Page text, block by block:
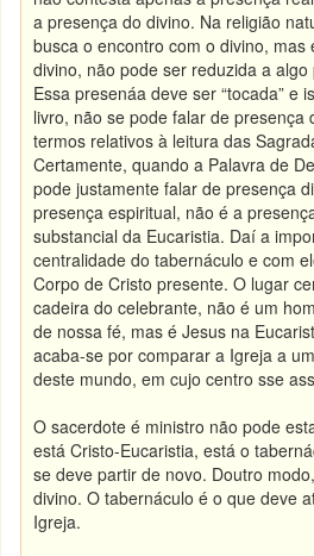
a presença do divino. Na religião
busca o encontro com o divino, mas
divino, não pode ser reduzida a
Essa presenáa deve ser “tocada” e
livro, não se pode falar de presença
termos relativos à leitura das
Certamente, quando a Palavra de
pode justamente falar de presença
presença espiritual, não é a
substancial da Eucaristia. Daí a
centralidade do tabernáculo e com
Corpo de Cristo presente. O lugar
cadeira do celebrante, não é um
de nossa fé, mas é Jesus na
acaba-se por comparar a Igreja a
deste mundo, em cujo centro sse
O sacerdote é ministro não pode
está Cristo-Eucaristia, está o
se deve partir de novo. Doutro
divino. O tabernáculo é o que deve
Igreja.